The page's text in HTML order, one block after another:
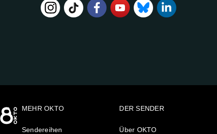
MEHR OKTO
Sendereihen
DER SENDER
Über OKTO